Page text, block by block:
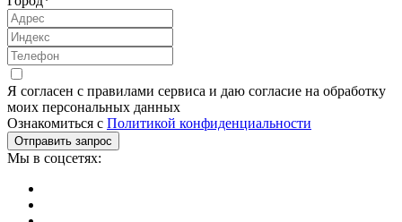
Я согласен с правилами сервиса и даю согласие на обработку
моих персональных данных
Ознакомиться с Политикой конфиденциальности
Мы в соцсетях: